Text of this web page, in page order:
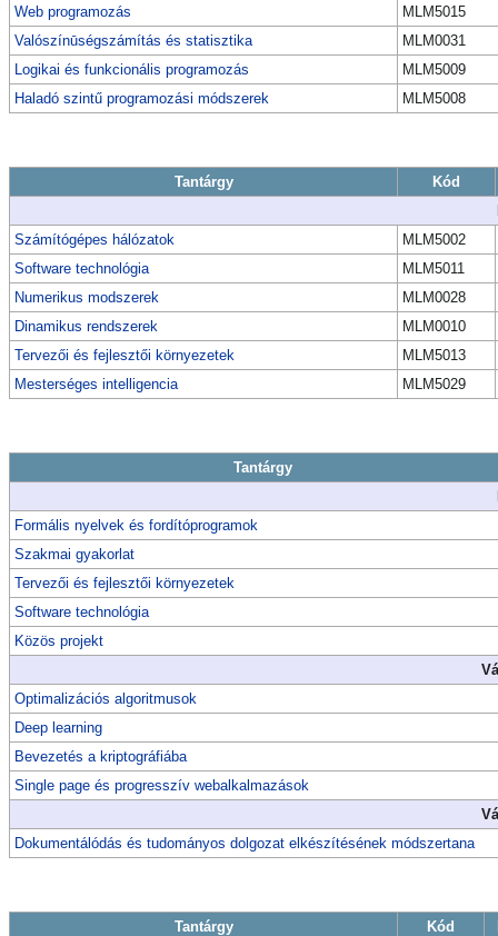
Web programozás
MLM5015
Valószínūségszámítás és statisztika
MLM0031
Logikai és funkcionális programozás
MLM5009
Haladó szintű programozási módszerek
MLM5008
Tantárgy
Kód
Számítógépes hálózatok
MLM5002
Software technológia
MLM5011
Numerikus modszerek
MLM0028
Dinamikus rendszerek
MLM0010
Tervezői és fejlesztői környezetek
MLM5013
Mesterséges intelligencia
MLM5029
Tantárgy
Formális nyelvek és fordítóprogramok
Szakmai gyakorlat
Tervezői és fejlesztői környezetek
Software technológia
Közös projekt
Optimalizációs algoritmusok
Deep learning
Bevezetés a kriptográfiába
Single page és progresszív webalkalmazások
Dokumentálódás és tudományos dolgozat elkészítésének módszertana
Tantárgy Kód